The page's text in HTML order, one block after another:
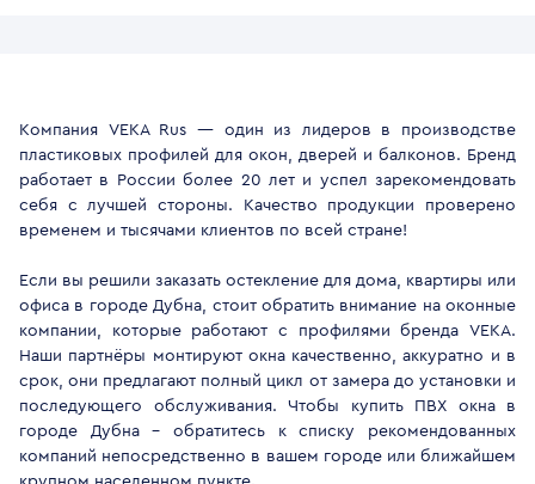
Компания VEKA Rus — один из лидеров в производстве
пластиковых профилей для окон, дверей и балконов. Бренд
работает в России более 20 лет и успел зарекомендовать
себя с лучшей стороны. Качество продукции проверено
временем и тысячами клиентов по всей стране!
Если вы решили заказать остекление для дома, квартиры или
офиса в городе Дубна, стоит обратить внимание на оконные
компании, которые работают с профилями бренда VEKA.
Наши партнёры монтируют окна качественно, аккуратно и в
срок, они предлагают полный цикл от замера до установки и
последующего обслуживания. Чтобы купить ПВХ окна в
городе Дубна - обратитесь к списку рекомендованных
компаний непосредственно в вашем городе или ближайшем